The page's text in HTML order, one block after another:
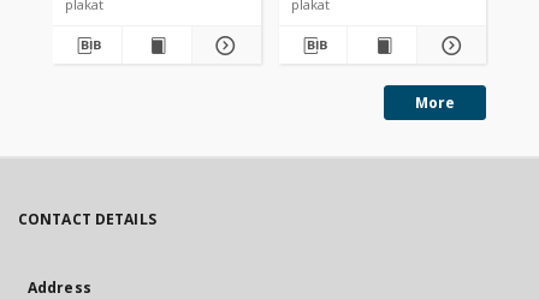
plakat
plakat
More
CONTACT DETAILS
Address